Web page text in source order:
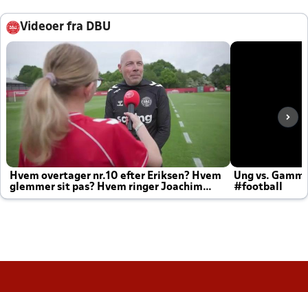
Videoer fra DBU
Hvem overtager nr.10 efter Eriksen? Hvem
glemmer sit pas? Hvem ringer Joachim
altid til efter kampe?
Ung vs.
#football